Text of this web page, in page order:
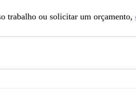
trabalho ou solicitar um orçamento,